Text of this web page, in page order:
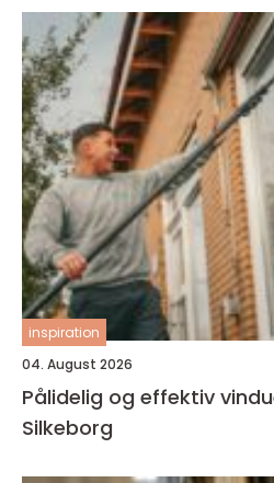
inspiration
04. August 2026
Pålidelig og effektiv
Silkeborg